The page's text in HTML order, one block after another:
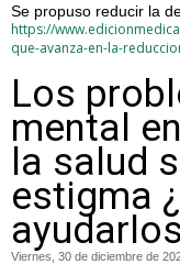
Se propuso reducir la
https://
que-avanza-en-la-
Los
mental
la salud
estigma
Viernes, 30 de diciembre de